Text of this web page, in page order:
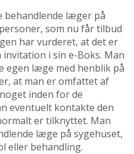
behandlende læger på
som nu får tilbud
har vurderet, at det er
i sin e-Boks. Man
egen læge med henblik på
at man er omfattet af
inden for de
eventuelt kontakte den
er tilknyttet. Man
læge på sygehuset,
eller behandling.